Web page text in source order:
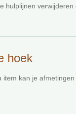
hulplijnen
hoek
kan je afmetingen